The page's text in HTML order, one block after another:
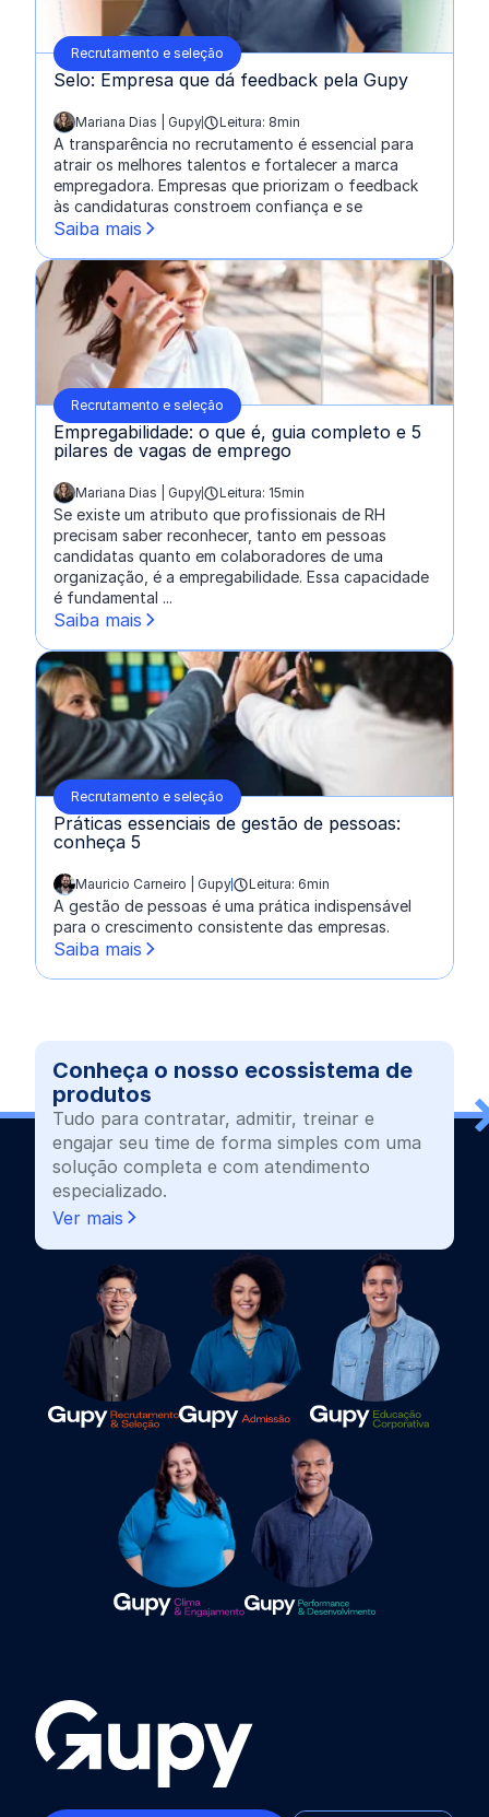
Recrutamento e seleção
Selo: Empresa que dá feedback pela Gupy
escrito por:
Mariana Dias | Gupy Leitura: 8min
A transparência no recrutamento é essencial para
atrair os melhores talentos e fortalecer a marca
empregadora. Empresas que priorizam o feedback
às candidaturas constroem confiança e se
Saiba mais
Recrutamento e seleção
Empregabilidade: o que é, guia completo e 5
pilares de vagas de emprego
escrito por:
Mariana Dias | Gupy Leitura: 15min
Se existe um atributo que profissionais de RH
precisam saber reconhecer, tanto em pessoas
candidatas quanto em colaboradores de uma
organização, é a empregabilidade. Essa capacidade
é fundamental ...
Saiba mais
Recrutamento e seleção
Práticas essenciais de gestão de pessoas:
conheça 5
escrito por:
Mauricio Carneiro | Gupy Leitura: 6min
A gestão de pessoas é uma prática indispensável
para o crescimento consistente das empresas.
Saiba mais
Conheça o nosso ecossistema de
produtos
Tudo para contratar, admitir, treinar e
engajar seu time de forma simples com uma
solução completa e com atendimento
especializado.
Ver mais